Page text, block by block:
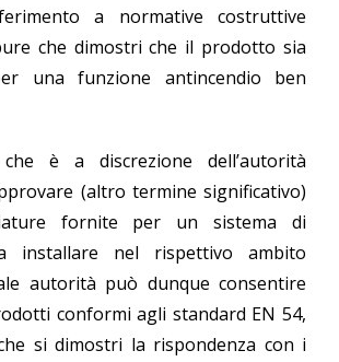
a normative costruttive
che dimostri che il prodotto sia
una funzione antincendio ben
è a discrezione dell’autorità
(altro termine significativo)
fornite per un sistema di
installare nel rispettivo ambito
autorità può dunque consentire
conformi agli standard EN 54,
si dimostri la rispondenza con i